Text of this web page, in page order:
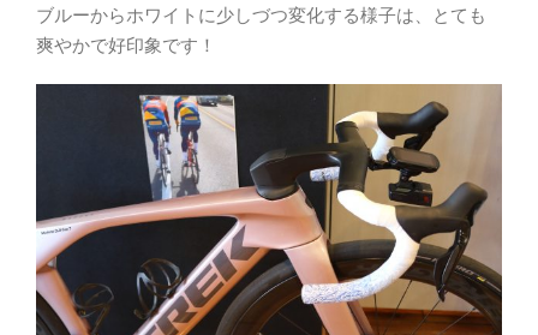
ブルーからホワイトに少しづつ変化する様子は、とても
爽やかで好印象です！